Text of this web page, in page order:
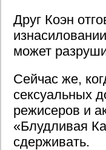
Друг Коэн
может
Сейчас же,
сексуальных
режисеров и
«Блудливая
сдерживать.